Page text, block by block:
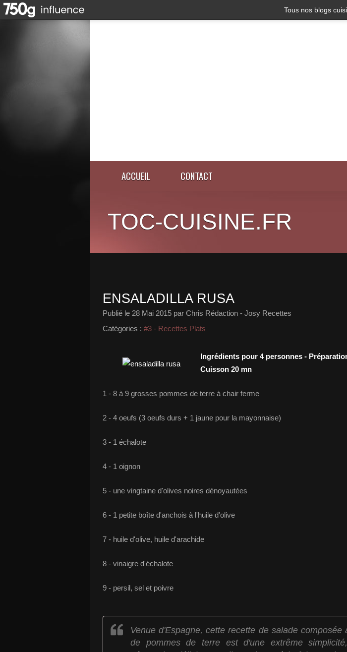
Tous nos blogs
ACCUEIL CONTACT
TOC-CUISINE.FR
ENSALADILLA RUSA
Publié le 28 Mai 2015 par Chris Rédaction - Josy Recettes
Catégories : #3 - Recettes Plats
Ingrédients pour 4 personnes -
Cuisson 20 mn
1 - 8 à 9 grosses pommes de terre à chair ferme
2 - 4 oeufs (3 oeufs durs + 1 jaune pour la mayonnaise)
3 - 1 échalote
4 - 1 oignon
5 - une vingtaine d'olives noires dénoyautées
6 - 1 petite boîte d'anchois à l'huile d'olive
7 - huile d'olive, huile d'arachide
8 - vinaigre d'échalote
9 - persil, sel et poivre
Venue d'Espagne, cette recette de salade composée
de pommes de terre est d'une extrême